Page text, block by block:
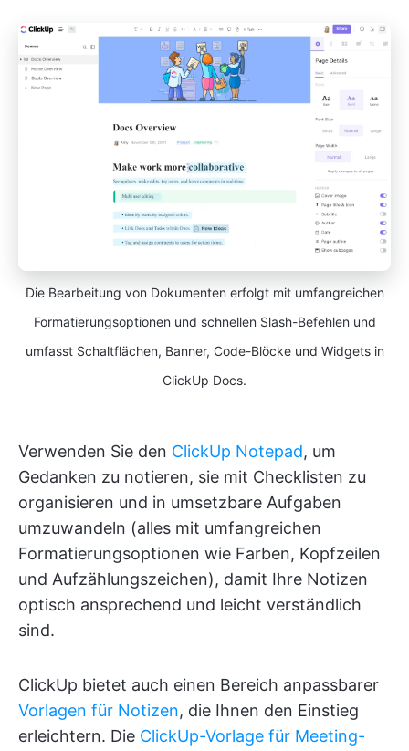
Die Bearbeitung von Dokumenten erfolgt mit umfangreichen
Formatierungsoptionen und schnellen Slash-Befehlen und
umfasst Schaltflächen, Banner, Code-Blöcke und Widgets in
ClickUp Docs.
Verwenden Sie den ClickUp Notepad, um
Gedanken zu notieren, sie mit Checklisten zu
organisieren und in umsetzbare Aufgaben
umzuwandeln (alles mit umfangreichen
Formatierungsoptionen wie Farben, Kopfzeilen
und Aufzählungszeichen), damit Ihre Notizen
optisch ansprechend und leicht verständlich
sind.
ClickUp bietet auch einen Bereich anpassbarer
Vorlagen für Notizen, die Ihnen den Einstieg
erleichtern. Die ClickUp-Vorlage für Meeting-